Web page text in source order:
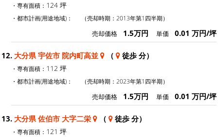
・専有面積： 124 坪
・都市計画(用途地域)： （売却時期：2013年第1四半期）
売却価格 1.5万円 単価 0.01 万円/坪
12. 大分県 宇佐市 院内町高並 （ 徒歩 分）
・専有面積： 112 坪
・都市計画(用途地域)： （売却時期：2023年第1四半期）
売却価格 1.5万円 単価 0.01 万円/坪
13. 大分県 佐伯市 大字二栄 （ 徒歩 分）
・専有面積： 121 坪